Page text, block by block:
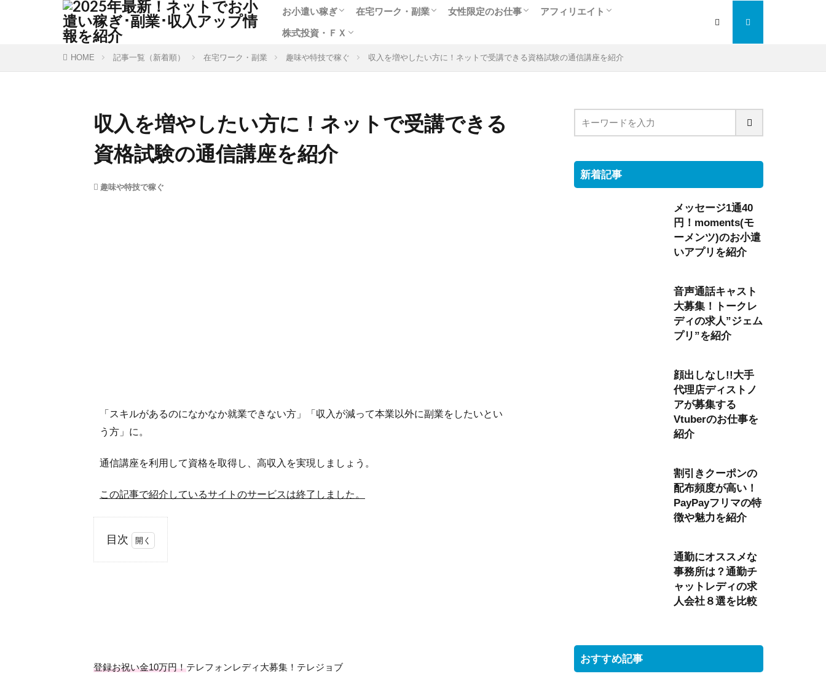
お小遣い稼ぎ
人気のポイントサイト
アンケートモニター
ゲームや懸賞で稼ぐ
在宅ワーク・副業 女性限定のお仕事 アフィリエイト
株式投資・ＦＸ
格安ネット証券会社
ネット売買の特徴は
株式投資実践編
ＦＸ投資超入門
HOME 記事一覧（新着順） 在宅ワーク・副業 趣味や特技で稼ぐ 収入を増やしたい方に！ネットで受講できる資格試験の通信講座を紹介
収入を増やしたい方に！ネットで受講できる
資格試験の通信講座を紹介
趣味や特技で稼ぐ
「スキルがあるのになかなか就業できない方」「収入が減って本業以外に副業をしたいとい
う方」に。
通信講座を利用して資格を取得し、高収入を実現しましょう。
この記事で紹介しているサイトのサービスは終了しました。
目次
座サ
登録お祝い金10万円！テレフォンレディ大募集！テレジョブ
新着記事
メッセージ1通40
円！moments(モ
ーメンツ)のお小遣
いアプリを紹介
音声通話キャスト
大募集！トークレ
ディの求人”ジェム
プリ”を紹介
顔出しなし!!大手
代理店ディストノ
アが募集する
Vtuberのお仕事を
紹介
割引きクーポンの
配布頻度が高い！
PayPayフリマの特
徴や魅力を紹介
通勤にオススメな
事務所は？通勤チ
ャットレディの求
人会社８選を比較
おすすめ記事